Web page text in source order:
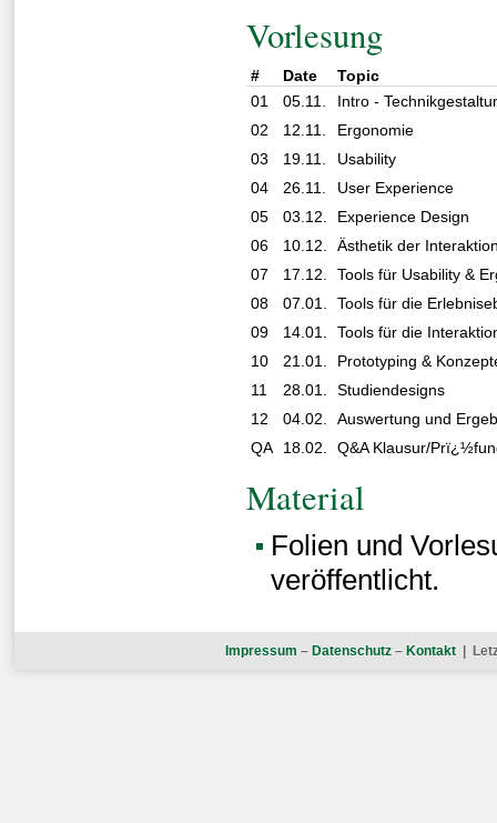
Vorlesung
# Date
Topic
01
05.11.
Intro -
02
12.11.
Ergonomie
03
19.11.
Usability
04
26.11.
User Experience
05
03.12.
Experience Design
06
10.12.
Ästhetik der
07
17.12.
Tools für Usability &
08
07.01.
Tools für die
09
14.01.
Tools für die
10
21.01.
Prototyping &
11
28.01.
Studiendesigns
12
04.02.
Auswertung und
QA
18.02. Q&A Klausur/
Material
Folien und
veröffentlicht.
Impressum – Datenschutz – Kontakt |